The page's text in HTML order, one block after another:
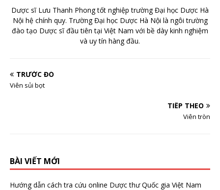
Dược sĩ Lưu Thanh Phong tốt nghiệp trường Đại học Dược Hà
Nội hệ chính quy. Trường Đại học Dược Hà Nội là ngôi trường
đào tạo Dược sĩ đầu tiên tại Việt Nam với bề dày kinh nghiệm
và uy tín hàng đầu.
TRƯỚC ĐÓ
Viên sủi bọt
TIẾP THEO
Viên tròn
BÀI VIẾT MỚI
Hướng dẫn cách tra cứu online Dược thư Quốc gia Việt Nam